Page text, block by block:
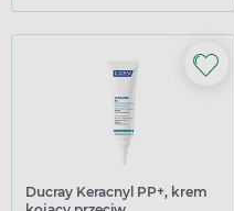
Ducray Keracnyl PP+, krem